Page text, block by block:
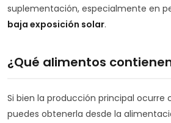
suplementación, especialmente en
baja exposición solar.
¿Qué alimentos
Si bien la producción principal ocurre
puedes obtenerla desde la